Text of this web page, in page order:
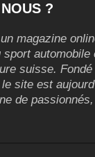
?
magazine
sport automobile
suisse.
site est
de